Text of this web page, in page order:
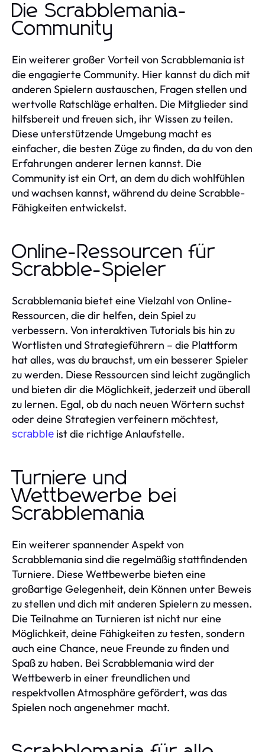
Die Scrabblemania-
Community
Ein weiterer großer Vorteil von Scrabblemania ist
die engagierte Community. Hier kannst du dich mit
anderen Spielern austauschen, Fragen stellen und
wertvolle Ratschläge erhalten. Die Mitglieder sind
hilfsbereit und freuen sich, ihr Wissen zu teilen.
Diese unterstützende Umgebung macht es
einfacher, die besten Züge zu finden, da du von den
Erfahrungen anderer lernen kannst. Die
Community ist ein Ort, an dem du dich wohlfühlen
und wachsen kannst, während du deine Scrabble-
Fähigkeiten entwickelst.
Online-Ressourcen für
Scrabble-Spieler
Scrabblemania bietet eine Vielzahl von Online-
Ressourcen, die dir helfen, dein Spiel zu
verbessern. Von interaktiven Tutorials bis hin zu
Wortlisten und Strategieführern – die Plattform
hat alles, was du brauchst, um ein besserer Spieler
zu werden. Diese Ressourcen sind leicht zugänglich
und bieten dir die Möglichkeit, jederzeit und überall
zu lernen. Egal, ob du nach neuen Wörtern suchst
oder deine Strategien verfeinern möchtest,
scrabble ist die richtige Anlaufstelle.
Turniere und
Wettbewerbe bei
Scrabblemania
Ein weiterer spannender Aspekt von
Scrabblemania sind die regelmäßig stattfindenden
Turniere. Diese Wettbewerbe bieten eine
großartige Gelegenheit, dein Können unter Beweis
zu stellen und dich mit anderen Spielern zu messen.
Die Teilnahme an Turnieren ist nicht nur eine
Möglichkeit, deine Fähigkeiten zu testen, sondern
auch eine Chance, neue Freunde zu finden und
Spaß zu haben. Bei Scrabblemania wird der
Wettbewerb in einer freundlichen und
respektvollen Atmosphäre gefördert, was das
Spielen noch angenehmer macht.